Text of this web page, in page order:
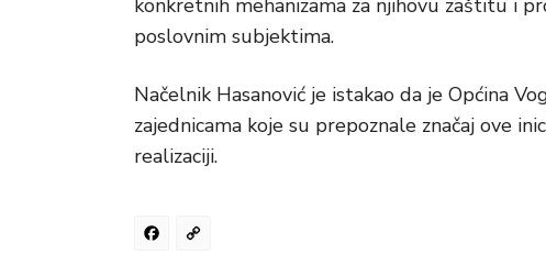
konkretnih mehanizama za njihovu zaštitu i
poslovnim subjektima.
Načelnik Hasanović je istakao da je Općina
zajednicama koje su prepoznale značaj ove
realizaciji.
Facebook